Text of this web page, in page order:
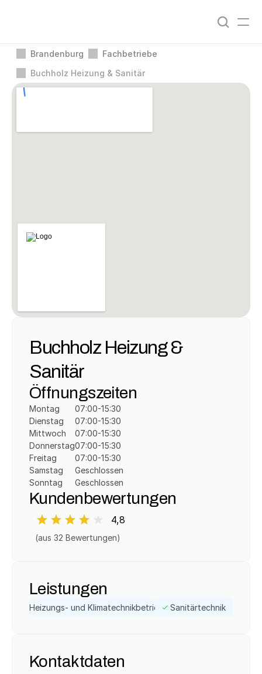
Brandenburg
Fachbetriebe
Buchholz Heizung & Sanitär
Buchholz Heizung &
Sanitär
Öffnungszeiten
Montag
Dienstag
Mittwoch
Donnerstag
Freitag
Samstag
Sonntag
07:00-15:30
07:00-15:30
07:00-15:30
07:00-15:30
07:00-15:30
Geschlossen
Geschlossen
Kundenbewertungen
4,8
(aus 32 Bewertungen)
Leistungen
Heizungs- und Klimatechnikbetrieb Sanitärtechnik
Kontaktdaten